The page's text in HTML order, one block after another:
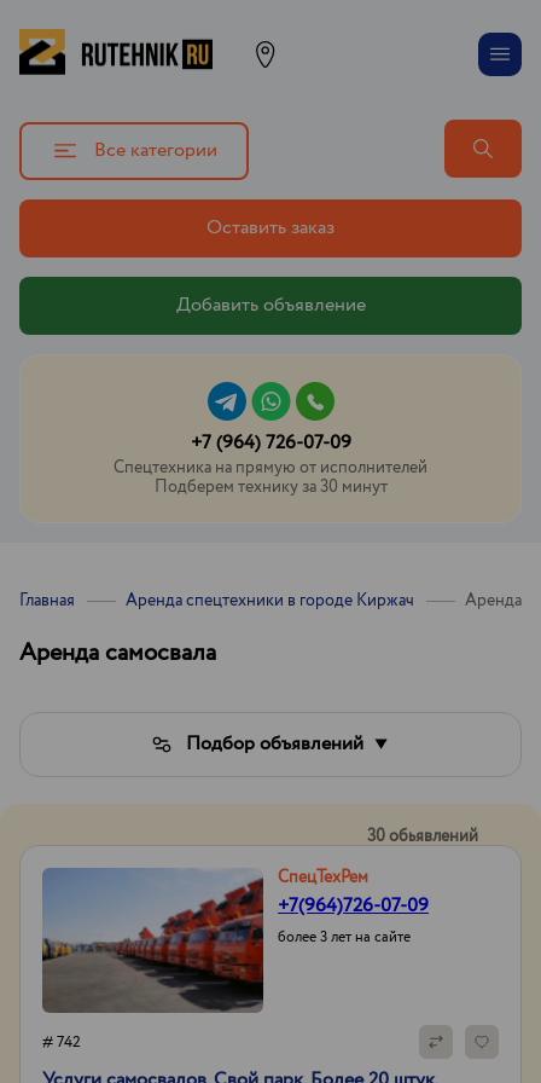
Все категории
Оставить заказ
Добавить объявление
+7 (964) 726-07-09
Спецтехника на прямую от исполнителей
Подберем технику за 30 минут
Главная Аренда спецтехники в городе Киржач Аренда
Аренда самосвала
Подбор объявлений
30 обьявлений
СпецТехРем
+7(964)726-07-09
более 3 лет на сайте
# 742